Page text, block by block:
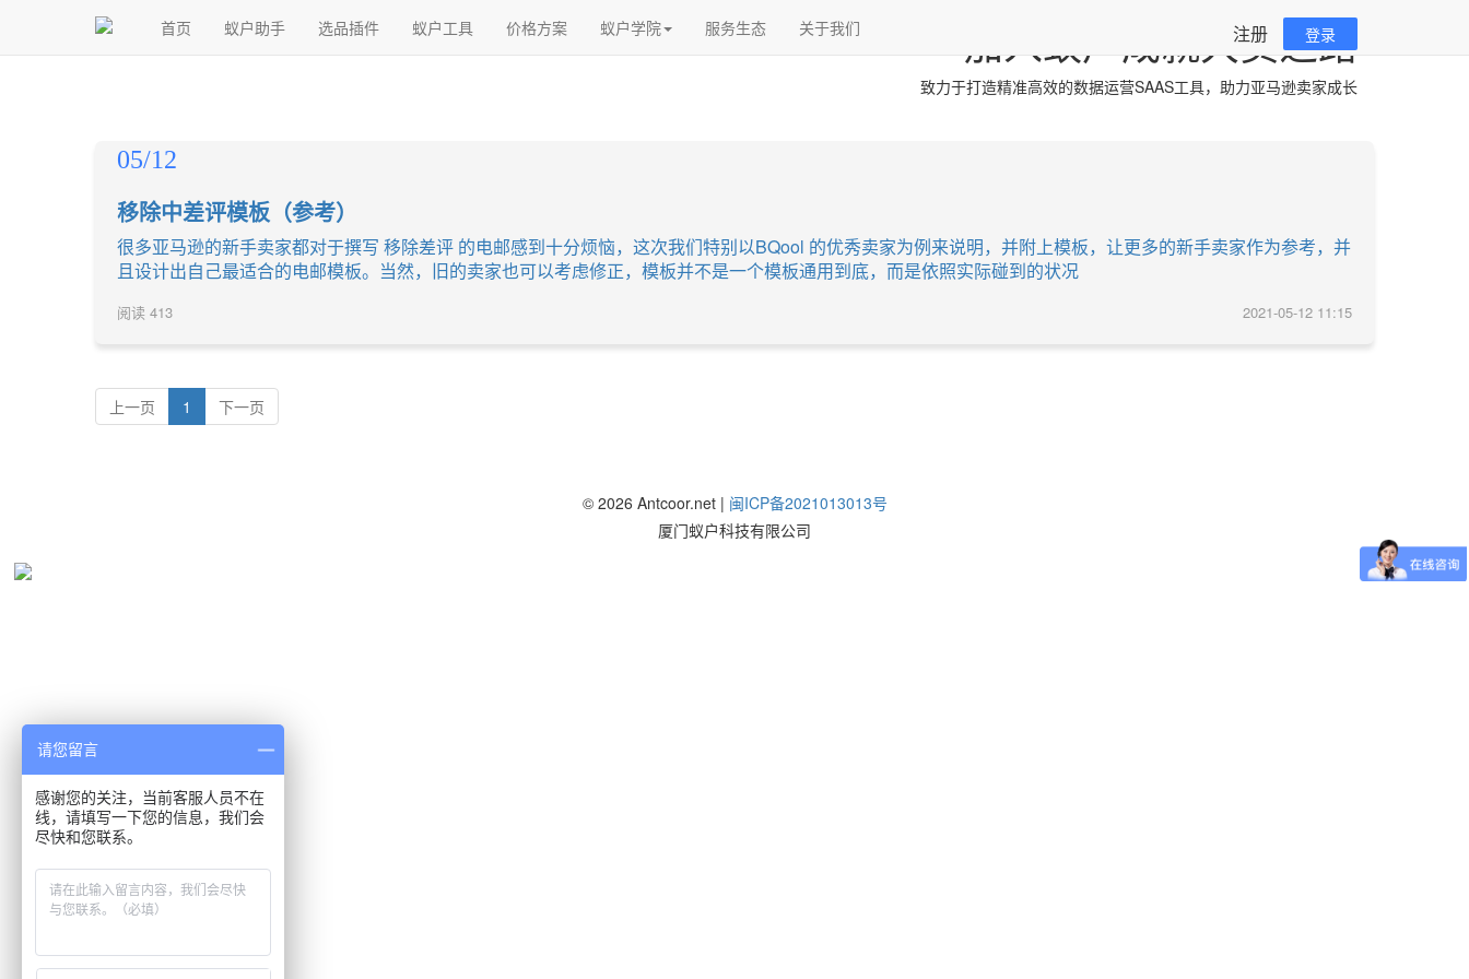
首页 蚁户助手 选品插件 蚁户工具 价格方案 蚁户学院 服务生态 关于我们 注册 登录
加入蚁户成就大卖之路
致力于打造精准高效的数据运营SAAS工具，助力亚马逊卖家成长
05/12
移除中差评模板（参考）
很多亚马逊的新手卖家都对于撰写 移除差评 的电邮感到十分烦恼，这次我们特别以BQool 的优秀卖家为例来说明，并附上模板，让更多的新手卖家作为参考，并
且设计出自己最适合的电邮模板。当然，旧的卖家也可以考虑修正，模板并不是一个模板通用到底，而是依照实际碰到的状况
阅读 413 2021-05-12 11:15
上一页 1 下一页
© 2026 Antcoor.net | 闽ICP备2021013013号
厦门蚁户科技有限公司
请您留言
感谢您的关注，当前客服人员不在
线，请填写一下您的信息，我们会
尽快和您联系。